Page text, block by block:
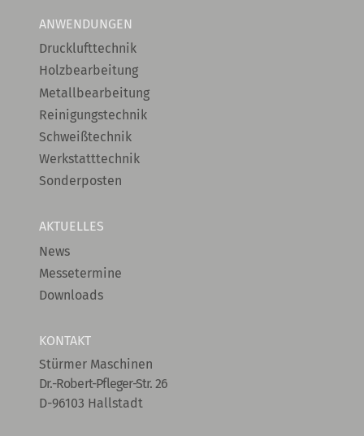
ANWENDUNGEN
Drucklufttechnik
Holzbearbeitung
Metallbearbeitung
Reinigungstechnik
Schweißtechnik
Werkstatttechnik
Sonderposten
AKTUELLES
News
Messetermine
Downloads
KONTAKT
Stürmer Maschinen
Dr.-Robert-Pfleger-Str. 26
D-96103 Hallstadt